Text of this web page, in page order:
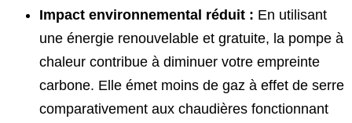
Impact environnemental réduit : En utilisant
une énergie renouvelable et gratuite, la pompe à
chaleur contribue à diminuer votre empreinte
carbone. Elle émet moins de gaz à effet de serre
comparativement aux chaudières fonctionnant